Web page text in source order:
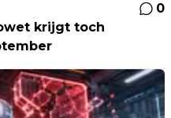
0
krijgt toch